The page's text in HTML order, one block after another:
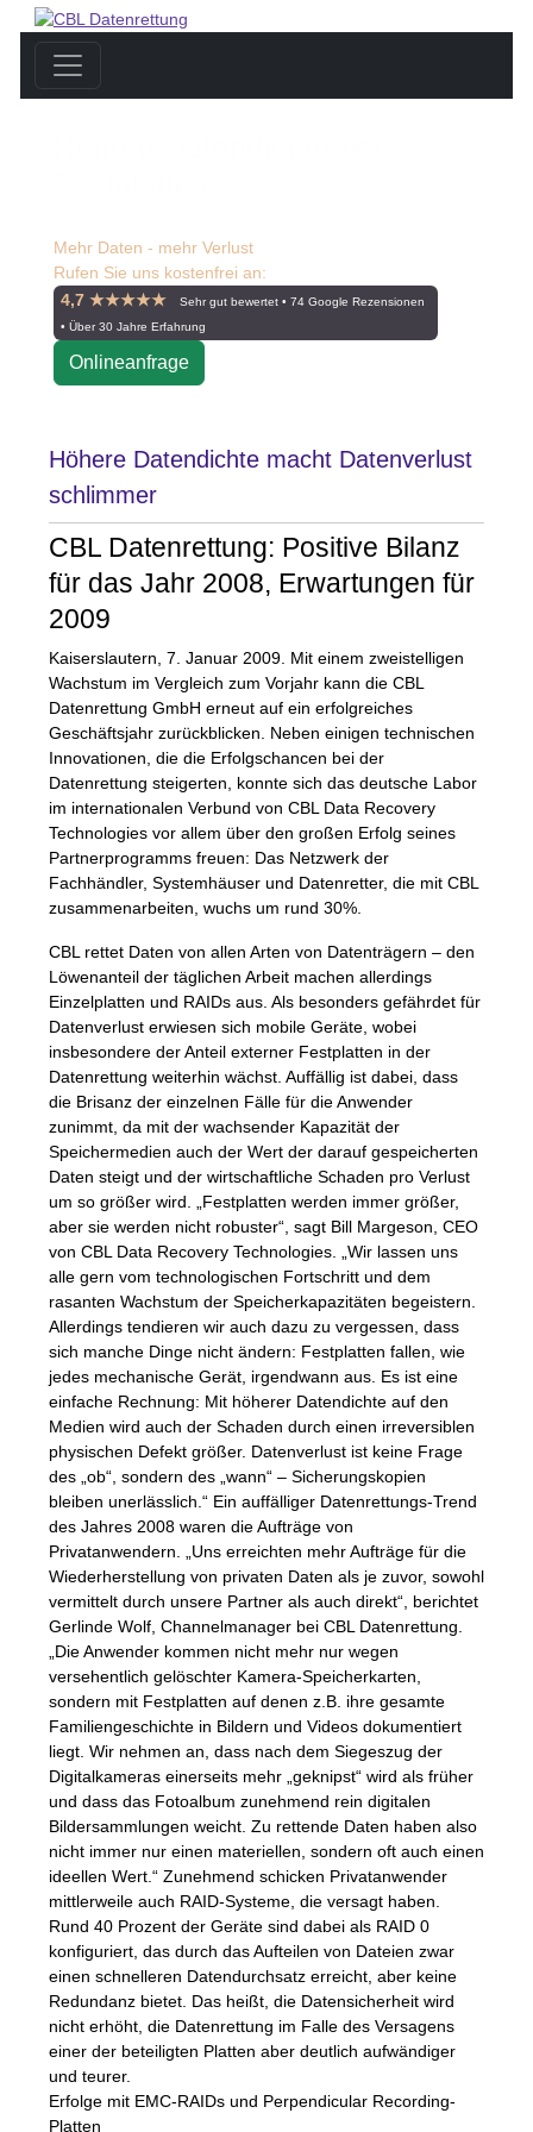
Mehr Daten - mehr Verlust
Rufen Sie uns kostenfrei an:
4,7 ★★★★★
Sehr gut bewertet • 74 Google Rezensionen
• Über 30 Jahre Erfahrung
Onlineanfrage
Höhere Datendichte macht Datenverlust
schlimmer
CBL Datenrettung: Positive Bilanz
für das Jahr 2008, Erwartungen für
2009
Kaiserslautern, 7. Januar 2009. Mit einem zweistelligen
Wachstum im Vergleich zum Vorjahr kann die CBL
Datenrettung GmbH erneut auf ein erfolgreiches
Geschäftsjahr zurückblicken. Neben einigen technischen
Innovationen, die die Erfolgschancen bei der
Datenrettung steigerten, konnte sich das deutsche Labor
im internationalen Verbund von CBL Data Recovery
Technologies vor allem über den großen Erfolg seines
Partnerprogramms freuen: Das Netzwerk der
Fachhändler, Systemhäuser und Datenretter, die mit CBL
zusammenarbeiten, wuchs um rund 30%.
CBL rettet Daten von allen Arten von Datenträgern – den
Löwenanteil der täglichen Arbeit machen allerdings
Einzelplatten und RAIDs aus. Als besonders gefährdet für
Datenverlust erwiesen sich mobile Geräte, wobei
insbesondere der Anteil externer Festplatten in der
Datenrettung weiterhin wächst. Auffällig ist dabei, dass
die Brisanz der einzelnen Fälle für die Anwender
zunimmt, da mit der wachsender Kapazität der
Speichermedien auch der Wert der darauf gespeicherten
Daten steigt und der wirtschaftliche Schaden pro Verlust
um so größer wird. „Festplatten werden immer größer,
aber sie werden nicht robuster“, sagt Bill Margeson, CEO
von CBL Data Recovery Technologies. „Wir lassen uns
alle gern vom technologischen Fortschritt und dem
rasanten Wachstum der Speicherkapazitäten begeistern.
Allerdings tendieren wir auch dazu zu vergessen, dass
sich manche Dinge nicht ändern: Festplatten fallen, wie
jedes mechanische Gerät, irgendwann aus. Es ist eine
einfache Rechnung: Mit höherer Datendichte auf den
Medien wird auch der Schaden durch einen irreversiblen
physischen Defekt größer. Datenverlust ist keine Frage
des „ob“, sondern des „wann“ – Sicherungskopien
bleiben unerlässlich.“ Ein auffälliger Datenrettungs-Trend
des Jahres 2008 waren die Aufträge von
Privatanwendern. „Uns erreichten mehr Aufträge für die
Wiederherstellung von privaten Daten als je zuvor, sowohl
vermittelt durch unsere Partner als auch direkt“, berichtet
Gerlinde Wolf, Channelmanager bei CBL Datenrettung.
„Die Anwender kommen nicht mehr nur wegen
versehentlich gelöschter Kamera-Speicherkarten,
sondern mit Festplatten auf denen z.B. ihre gesamte
Familiengeschichte in Bildern und Videos dokumentiert
liegt. Wir nehmen an, dass nach dem Siegeszug der
Digitalkameras einerseits mehr „geknipst“ wird als früher
und dass das Fotoalbum zunehmend rein digitalen
Bildersammlungen weicht. Zu rettende Daten haben also
nicht immer nur einen materiellen, sondern oft auch einen
ideellen Wert.“ Zunehmend schicken Privatanwender
mittlerweile auch RAID-Systeme, die versagt haben.
Rund 40 Prozent der Geräte sind dabei als RAID 0
konfiguriert, das durch das Aufteilen von Dateien zwar
einen schnelleren Datendurchsatz erreicht, aber keine
Redundanz bietet. Das heißt, die Datensicherheit wird
nicht erhöht, die Datenrettung im Falle des Versagens
einer der beteiligten Platten aber deutlich aufwändiger
und teurer.
Erfolge mit EMC-RAIDs und Perpendicular Recording-
Platten